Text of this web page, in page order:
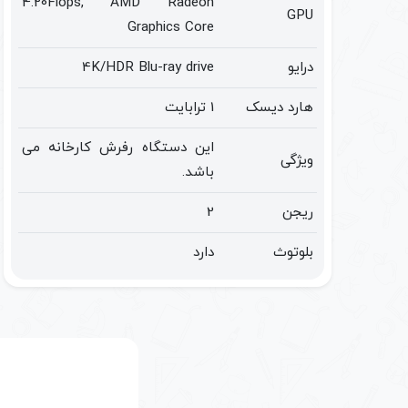
GPU
Graphics Core
درایو
4K/HDR Blu-ray drive
هارد دیسک
1 ترابایت
ویژگی
این دستگاه رفرش کارخانه می
باشد.
ریجن
2
بلوتوث
دارد